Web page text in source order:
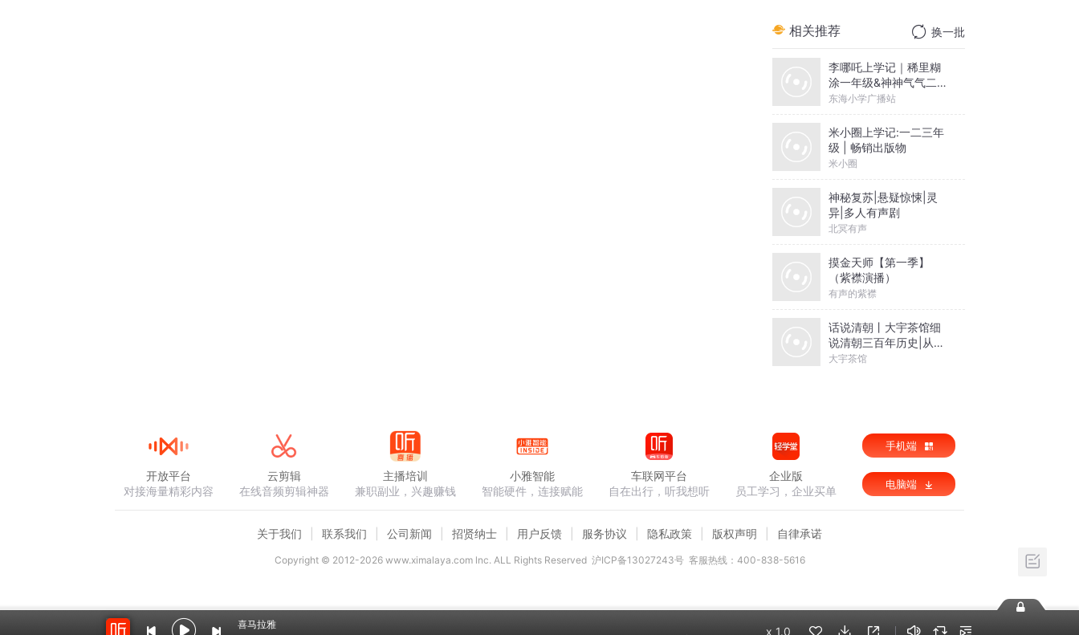
相关推荐 换一批
李哪吒上学记｜稀里糊
涂一年级&神神气气二年
级
东海小学广播站
米小圈上学记:一二三年
级 | 畅销出版物
米小圈
神秘复苏|悬疑惊悚|灵
异|多人有声剧
北冥有声
摸金天师【第一季】
（紫襟演播）
有声的紫襟
话说清朝丨大宇茶馆细
说清朝三百年历史|从努
尔哈赤到末代皇帝溥仪|
大宇茶馆
喜马拉雅
x 1.0
开放平台
对接海量精彩内容
云剪辑
在线音频剪辑神器
主播培训
兼职副业，兴趣赚钱
小雅智能
智能硬件，连接赋能
车联网平台
自在出行，听我想听
企业版
员工学习，企业买单
手机端
电脑端
关于我们 联系我们 公司新闻 招贤纳士 用户反馈 服务协议 隐私政策 版权声明 自律承诺
Copyright © 2012-2026www.ximalaya.com lnc. ALL Rights Reserved 沪ICP备13027243号 客服热线：400-838-5616